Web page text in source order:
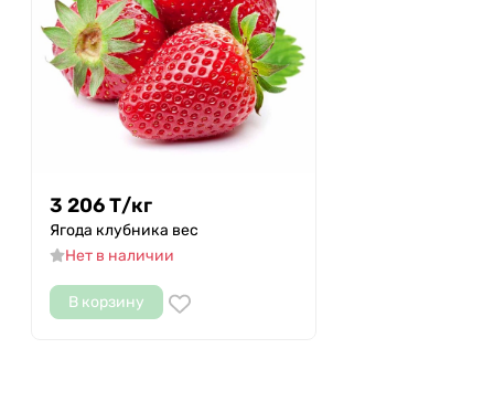
3 206Т/кг
Ягода клубника вес
Нет в наличии
В корзину